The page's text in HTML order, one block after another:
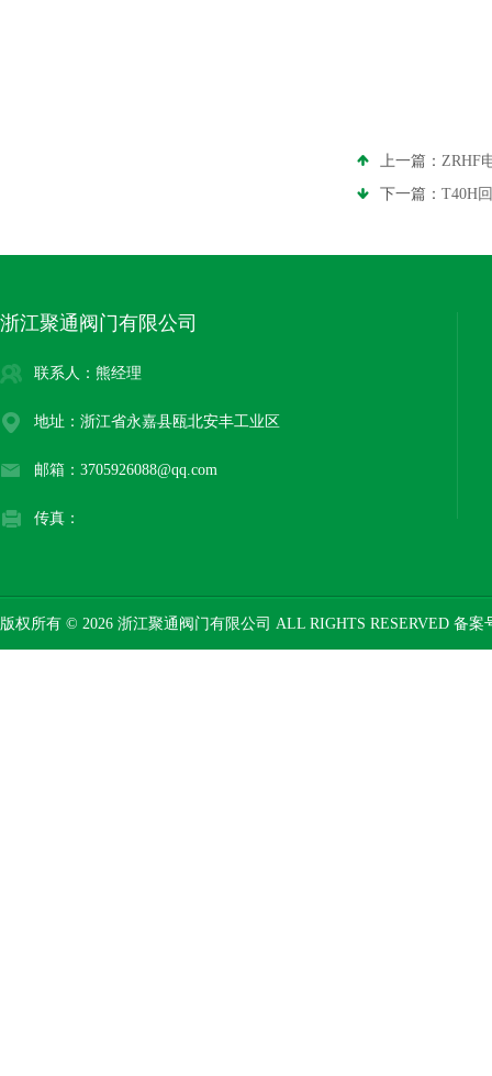
上一篇： ZRHF
下一篇： T40H
浙江聚通阀门有限公司
联系人：熊经理
地址：浙江省永嘉县瓯北安丰工业区
邮箱：3705926088@qq.com
传真：
版权所有 © 2026 浙江聚通阀门有限公司 ALL RIGHTS RESERVED 备案